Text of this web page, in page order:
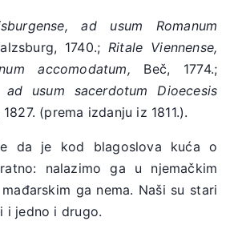
ad usum Romanum
1740.; Ritale Viennense,
accomodatum, Beč, 1774.;
ad usum sacerdotum Dioecesis
(prema izdanju iz 1811.).
da je kod blagoslova kuća o
nalazimo ga u njemačkim
ga nema. Naši su stari
i jedno i drugo.